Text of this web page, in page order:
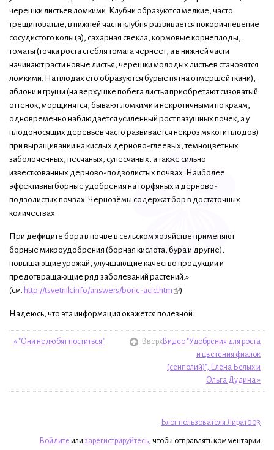
черешки листьев ломкими. Клубни образуются мелкие, часто
трещиноватые, в нижней части клубня развивается покоричневение
сосудистого кольца), сахарная свекла, кормовые корнеплоды,
томаты (точка роста стебля томата чернеет, а в нижней части
начинают расти новые листья, черешки молодых листьев становятся
ломкими. На плодах его образуются бурые пятна отмершей ткани),
яблони и груши (на верхушке побега листья приобретают сизоватый
оттенок, морщинятся, бывают ломкими и некротичными по краям,
одновременно наблюдается усиленный рост пазушных почек, а у
плодоносящих деревьев часто развивается некроз мякоти плодов)
при выращивании на кислых дерново-глеевых, темноцветных
заболоченных, песчаных, супесчаных, а также сильно
известкованных дерново-подзолистых почвах. Наиболее
эффективны борные удобрения на торфяных и дерново-
подзолистых почвах. Чернозёмы содержат бор в достаточных
количествах.
При дефиците бора в почве в сельском хозяйстве применяют
борные микроудобрения (борная кислота, бура и другие),
повышающие урожай, улучшающие качество продукции и
предотвращающие ряд заболеваний растений.»
(см. http://tsvetnik.info/answers/boric-acid.htm )
Надеюсь, что эта информация окажется полезной.
« "Они не любят поститься" ВверхВидео "Удобрения для роста
и цветения фиалок
(сенполий)", Елена Белых и
Ольга Дудина »
Блог пользователя Лира1003
Войдите или зарегистрируйтесь, чтобы отправлять комментарии